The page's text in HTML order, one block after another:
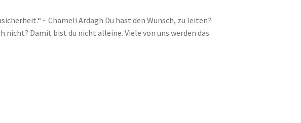
~ Chameli Ardagh Du hast den Wunsch, zu leiten?
Damit bist du nicht alleine. Viele von uns werden das